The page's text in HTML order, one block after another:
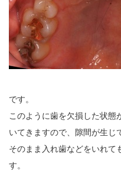
です。
このように歯を欠損した状態
いてきますので、隙間が生じ
そのまま入れ歯などをいれて
す。